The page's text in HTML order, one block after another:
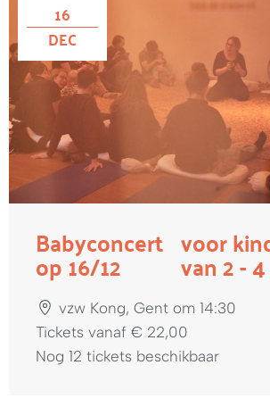
16
DEC
Babyconcert
op 16/12
voor
van 2 -
vzw Kong, Gent om 14:30
Tickets vanaf € 22,00
Nog 12 tickets beschikbaar